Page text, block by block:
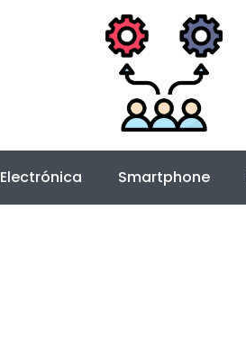
Electrónica Smartphone